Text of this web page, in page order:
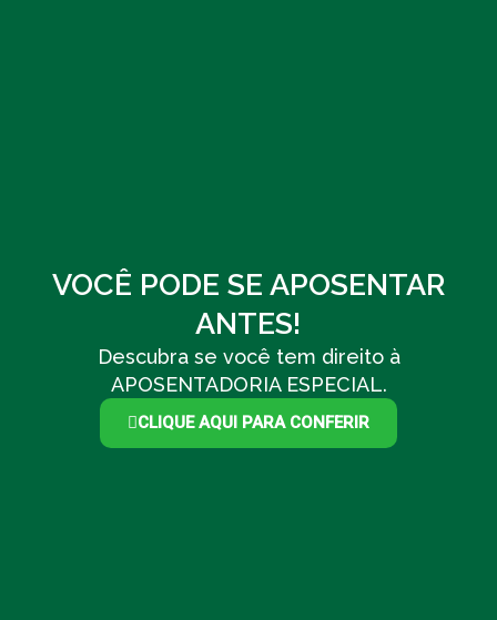
VOCÊ PODE SE APOSENTAR
ANTES!
Descubra se você tem direito à
APOSENTADORIA ESPECIAL.
CLIQUE AQUI PARA CONFERIR